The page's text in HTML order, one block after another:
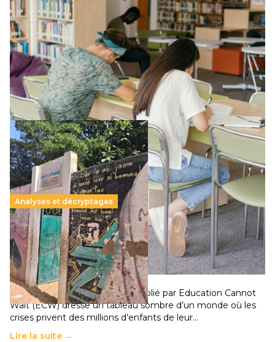
Supérieur privé : une dérive qui met à mal la
promesse républicaine
11 juillet 2026-
Le projet de loi sur la régulation de l’enseignement
supérieur privé met en lumière l’amplification d’un système
qui relègue l’acte pédagogique au superfétatoire, voire à…
Lire la suite →
Analyses et décryptages
258 millions d’enfants victimes de la guerre, des
chocs climatiques et des déplacements de
population
11 juillet 2026- National
Un nouveau rapport mondial publié par Education Cannot
Wait (ECW) dresse un tableau sombre d’un monde où les
crises privent des millions d’enfants de leur…
Lire la suite →